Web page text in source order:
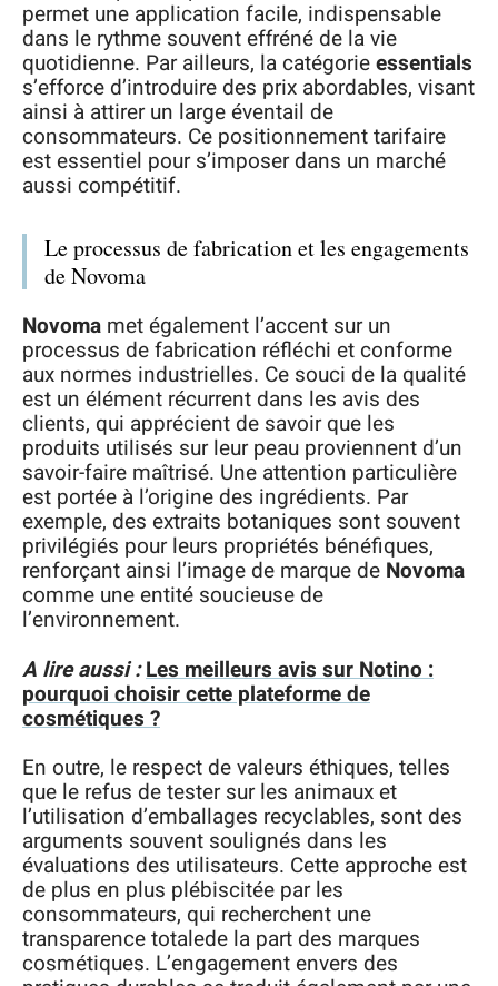
permet une application facile, indispensable
dans le rythme souvent effréné de la vie
quotidienne. Par ailleurs, la catégorieessentials
s’efforce d’introduire des prix abordables, visant
ainsi à attirer un large éventail de
consommateurs. Ce positionnement tarifaire
est essentiel pour s’imposer dans un marché
aussi compétitif.
Le processus de fabrication et les engagements
de Novoma
Novoma met également l’accent sur un
processus de fabrication réfléchi et conforme
aux normes industrielles. Ce souci de la qualité
est un élément récurrent dans les avis des
clients, qui apprécient de savoir que les
produits utilisés sur leur peau proviennent d’un
savoir-faire maîtrisé. Une attention particulière
est portée à l’origine des ingrédients. Par
exemple, des extraits botaniques sont souvent
privilégiés pour leurs propriétés bénéfiques,
renforçant ainsi l’image de marque de Novoma
comme une entité soucieuse de
l’environnement.
A lire aussi : Les meilleurs avis sur Notino :
pourquoi choisir cette plateforme de
cosmétiques ?
En outre, le respect de valeurs éthiques, telles
que le refus de tester sur les animaux et
l’utilisation d’emballages recyclables, sont des
arguments souvent soulignés dans les
évaluations des utilisateurs. Cette approche est
de plus en plus plébiscitée par les
consommateurs, qui recherchent une
transparence totalede la part des marques
cosmétiques. L’engagement envers des